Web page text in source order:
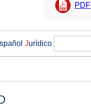
PDF
Jurídico